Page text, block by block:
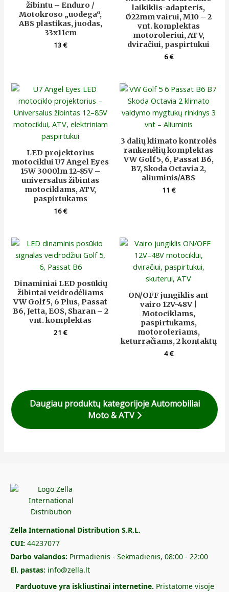
žibintu – Enduro /
Motokroso „uodega“,
ABS plastikas, juodas,
33x11cm
13€
laikiklis-adapteris,
Ø22mm vairui, M10 – 2
vnt. komplektas
motoroleriui, ATV,
dviračiui, paspirtukui
6€
LED projektorius
motociklui U7 Angel Eyes
15W 3000lm 12-85V –
universalus žibintas
motociklams, ATV,
paspirtukams
16€
3 dalių klimato kontrolės
rankenėlių komplektas
VW Golf 5, 6, Passat B6,
B7, Skoda Octavia 2,
aliuminis/ABS
11€
Dinaminiai LED posūkių
žibintai veidrodėliams
VW Golf 5, 6 Plus, Passat
B6, Jetta, EOS, Sharan – 2
vnt. komplektas
21€
ON/OFF jungiklis ant
vairo 12V-48V |
Motociklams,
paspirtukams,
motoroleriams,
keturračiams, 2 kontaktų
4€
Daugiau produktų kategorijoje Automobiliai
Moto & ATV
Zella International Distribution S.R.L.
CUI: 44237077
Darbo valandos: Pirmadienis - Sekmadienis, 08:00 - 22:00
El. pastas: info@zella.lt
Parduotuve yra iskliustinai internetine. Pristatome visoje